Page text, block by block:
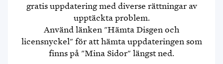
gratis uppdatering med diverse rättningar av
upptäckta problem.
Använd länken "Hämta Disgen och
licensnyckel" för att hämta uppdateringen som
finns på "Mina Sidor" längst ned.